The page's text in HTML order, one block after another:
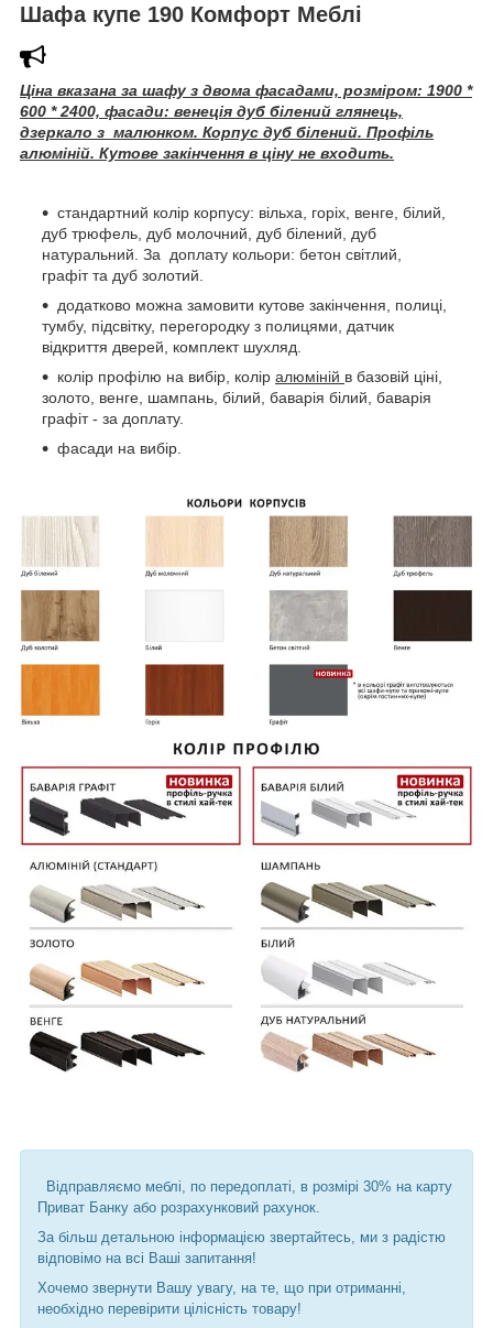
Шафа купе 190 Комфорт Меблі
Ціна вказана за шафу з двома фасадами, розміром: 1900 *
600 * 2400, фасади: венеція дуб білений глянець,
дзеркало з малюнком. Корпус дуб білений. Профіль
алюміній. Кутове закінчення в ціну не входить.
стандартний колір корпусу: вільха, горіх, венге, білий,
дуб трюфель, дуб молочний, дуб білений, дуб
натуральний. За доплату кольори: бетон світлий,
графіт та дуб золотий.
додатково можна замовити кутове закінчення, полиці,
тумбу, підсвітку, перегородку з полицями, датчик
відкриття дверей, комплект шухляд.
колір профілю на вибір, колір алюміній в базовій ціні,
золото, венге, шампань, білий, баварія білий, баварія
графіт - за доплату.
фасади на вибір.
Відправляємо меблі, по передоплаті, в розмірі 30% на карту
Приват Банку або розрахунковий рахунок.
За більш детальною інформацією звертайтесь, ми з радістю
відповімо на всі Ваші запитання!
Хочемо звернути Вашу увагу, на те, що при отриманні,
необхідно перевірити цілісність товару!